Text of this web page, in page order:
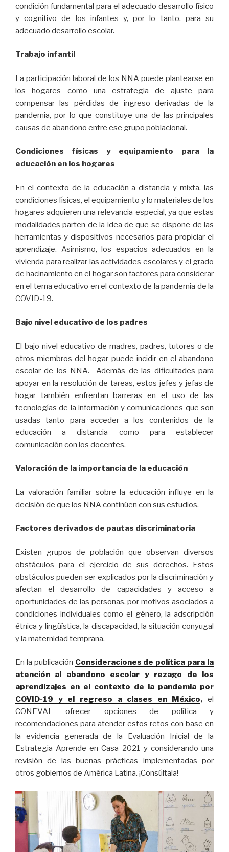
condición fundamental para el adecuado desarrollo físico
y cognitivo de los infantes y, por lo tanto, para su
adecuado desarrollo escolar.
Trabajo infantil
La participación laboral de los NNA puede plantearse en
los hogares como una estrategia de ajuste para
compensar las pérdidas de ingreso derivadas de la
pandemia, por lo que constituye una de las principales
causas de abandono entre ese grupo poblacional.
Condiciones físicas y equipamiento para la
educación en los hogares
En el contexto de la educación a distancia y mixta, las
condiciones físicas, el equipamiento y lo materiales de los
hogares adquieren una relevancia especial, ya que estas
modalidades parten de la idea de que se dispone de las
herramientas y dispositivos necesarios para propiciar el
aprendizaje. Asimismo, los espacios adecuados en la
vivienda para realizar las actividades escolares y el grado
de hacinamiento en el hogar son factores para considerar
en el tema educativo en el contexto de la pandemia de la
COVID-19.
Bajo nivel educativo de los padres
El bajo nivel educativo de madres, padres, tutores o de
otros miembros del hogar puede incidir en el abandono
escolar de los NNA. Además de las dificultades para
apoyar en la resolución de tareas, estos jefes y jefas de
hogar también enfrentan barreras en el uso de las
tecnologías de la información y comunicaciones que son
usadas tanto para acceder a los contenidos de la
educación a distancia como para establecer
comunicación con los docentes.
Valoración de la importancia de la educación
La valoración familiar sobre la educación influye en la
decisión de que los NNA continúen con sus estudios.
Factores derivados de pautas discriminatoria
Existen grupos de población que observan diversos
obstáculos para el ejercicio de sus derechos. Estos
obstáculos pueden ser explicados por la discriminación y
afectan el desarrollo de capacidades y acceso a
oportunidades de las personas, por motivos asociados a
condiciones individuales como el género, la adscripción
étnica y lingüística, la discapacidad, la situación conyugal
y la maternidad temprana.
En la publicación Consideraciones de política para la
atención al abandono escolar y rezago de los
aprendizajes en el contexto de la pandemia por
COVID-19 y el regreso a clases en México, el
CONEVAL ofrecer opciones de política y
recomendaciones para atender estos retos con base en
la evidencia generada de la Evaluación Inicial de la
Estrategia Aprende en Casa 2021 y considerando una
revisión de las buenas prácticas implementadas por
otros gobiernos de América Latina. ¡Consúltala!